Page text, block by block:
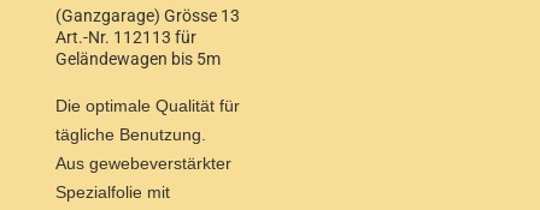
(Ganzgarage) Grösse 13
Art.-Nr. 112113 für
Geländewagen bis 5m
Höhe
Die optimale Qualität für
tägliche Benutzung.
Aus gewebeverstärkter
Spezialfolie mit